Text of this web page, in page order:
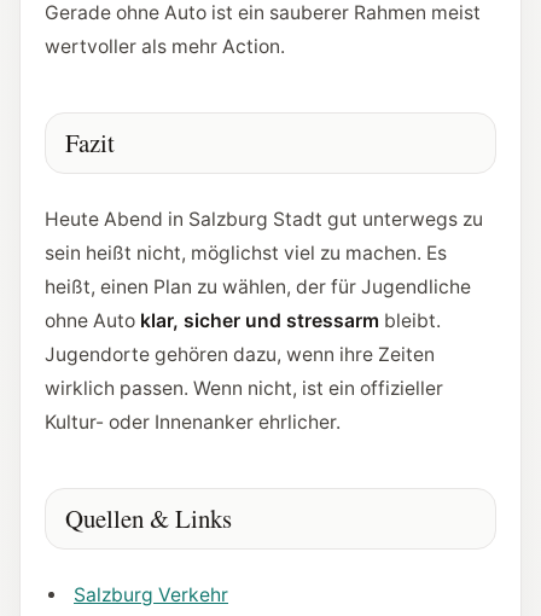
Gerade ohne Auto ist ein sauberer Rahmen meist
wertvoller als mehr Action.
Fazit
Heute Abend in Salzburg Stadt gut unterwegs zu
sein heißt nicht, möglichst viel zu machen. Es
heißt, einen Plan zu wählen, der für Jugendliche
ohne Auto klar, sicher und stressarm bleibt.
Jugendorte gehören dazu, wenn ihre Zeiten
wirklich passen. Wenn nicht, ist ein offizieller
Kultur- oder Innenanker ehrlicher.
Quellen & Links
Salzburg Verkehr